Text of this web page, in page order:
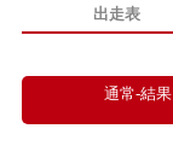
出走表
通常-結果